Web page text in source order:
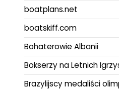
boatplans.net
boatskiff.com
Bohaterowie Albanii
Bokserzy na Letnich
Brazylijscy medaliści